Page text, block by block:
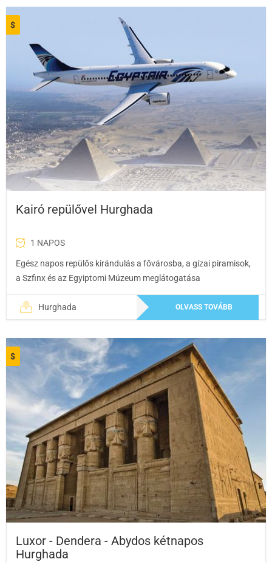
$
Kairó repülővel Hurghada
1 NAPOS
Egész napos repülős kirándulás a fővárosba, a gízai piramisok,
a Szfinx és az Egyiptomi Múzeum meglátogatása
Hurghada OLVASS TOVÁBB
$
Luxor - Dendera - Abydos kétnapos
Hurghada